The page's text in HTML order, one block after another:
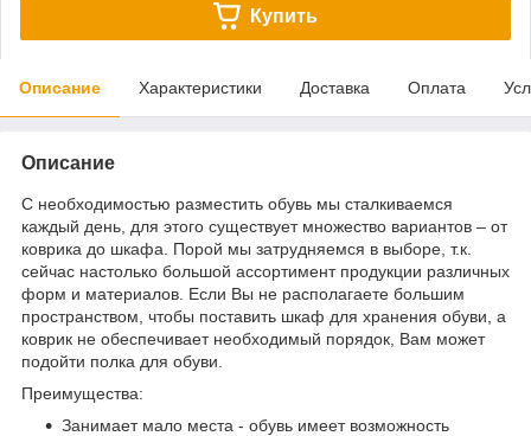
Купить
Описание Характеристики Доставка Оплата
Описание
С необходимостью разместить обувь мы сталкиваемся
каждый день, для этого существует множество вариантов – от
коврика до шкафа. Порой мы затрудняемся в выборе, т.к.
сейчас настолько большой ассортимент продукции различных
форм и материалов. Если Вы не располагаете большим
пространством, чтобы поставить шкаф для хранения обуви, а
коврик не обеспечивает необходимый порядок, Вам может
подойти полка для обуви.
Преимущества:
Занимает мало места - обувь имеет возможность